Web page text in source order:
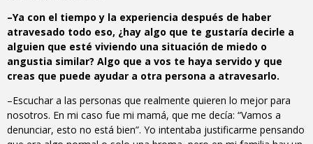
–Ya con el tiempo y la experiencia después de haber
atravesado todo eso, ¿hay algo que te gustaría decirle a
alguien que esté viviendo una situación de miedo o
angustia similar? Algo que a vos te haya servido y que
creas que puede ayudar a otra persona a atravesarlo.
–Escuchar a las personas que realmente quieren lo mejor para
nosotros. En mi caso fue mi mamá, que me decía: “Vamos a
denunciar, esto no está bien”. Yo intentaba justificarme pensando